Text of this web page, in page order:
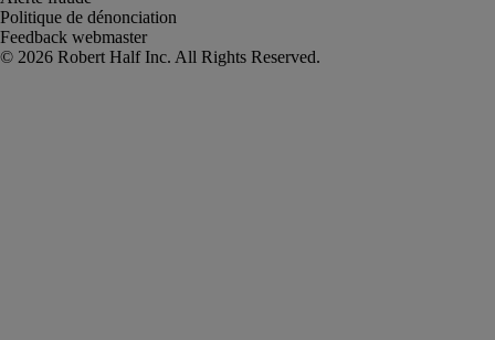
Politique de dénonciation
Feedback webmaster